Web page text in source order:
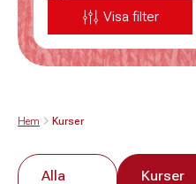
Visa filter
Hem Kurser
Alla
Kurser